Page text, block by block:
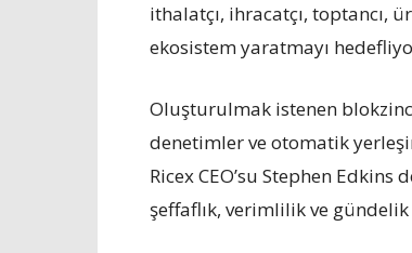
ithalatçı, ihracatçı, toptancı,
ekosistem yaratmayı
Oluşturulmak istenen
denetimler ve otomatik
Ricex CEO’su Stephen
şeffaflık, verimlilik ve gündelik